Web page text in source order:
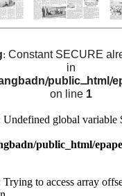
: Constant SECURE
in
public_html/
on line 1